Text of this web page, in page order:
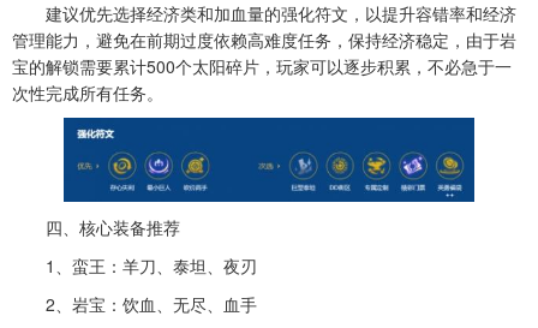
建议优先选择经济类和加血量的强化符文，以提升容错率和经济
管理能力，避免在前期过度依赖高难度任务，保持经济稳定，由于岩
宝的解锁需要累计500个太阳碎片，玩家可以逐步积累，不必急于一
次性完成所有任务。
四、核心装备推荐
1、蛮王：羊刀、泰坦、夜刃
2、岩宝：饮血、无尽、血手